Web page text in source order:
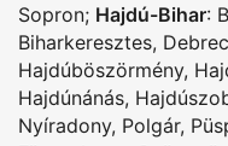
Sopron; Hajdú-Bihar:
Biharkeresztes,
Hajdúböszörmény,
Hajdúnánás,
Nyíradony, Polgár,